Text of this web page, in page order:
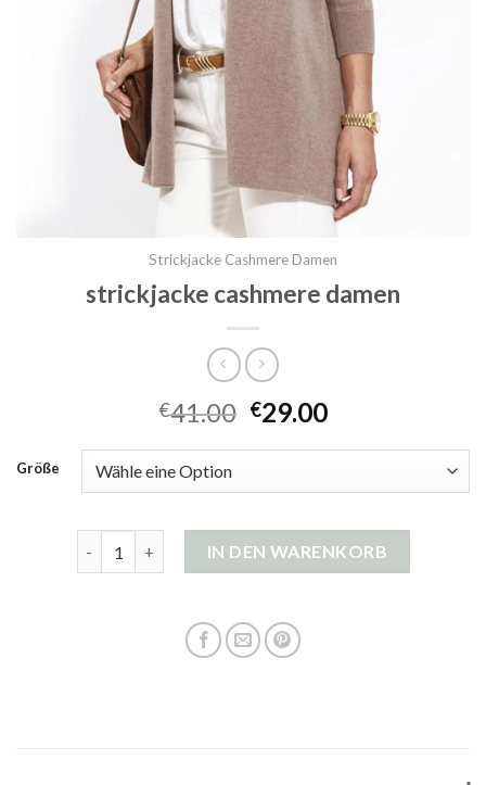
Strickjacke Cashmere Damen
strickjacke cashmere damen
€41.00 €29.00
Größe
IN DEN WARENKORB